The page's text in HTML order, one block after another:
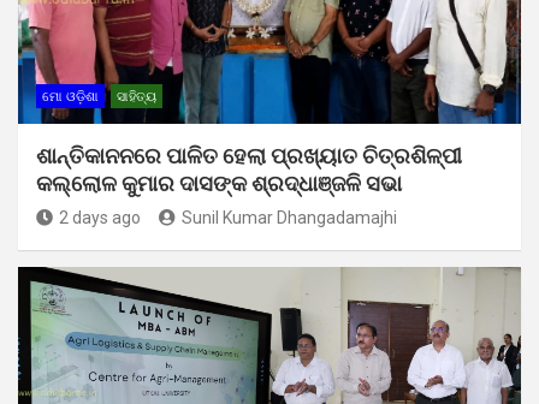
ମୋ ଓଡ଼ିଶା ସାହିତ୍ୟ
ଶାନ୍ତିକାନନରେ ପାଳିତ ହେଲା ପ୍ରଖ୍ୟାତ ଚିତ୍ରଶିଳ୍ପୀ
କଲ୍ଲୋଳ କୁମାର ଦାସଙ୍କ ଶ୍ରଦ୍ଧାଞ୍ଜଳି ସଭା
2 days ago Sunil Kumar Dhangadamajhi